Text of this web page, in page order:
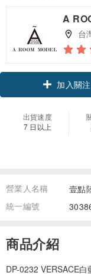
A
台
加入關注
出貨速度
7 日以上
營業人名稱
壹點
統一編號
商品介紹
DP-0232 VERSACE